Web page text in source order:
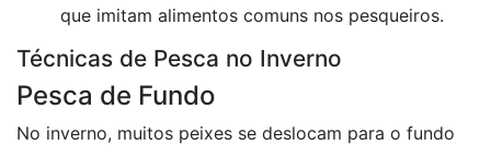
que imitam alimentos comuns nos pesqueiros.
Técnicas de Pesca no Inverno
Pesca de Fundo
No inverno, muitos peixes se deslocam para o fundo